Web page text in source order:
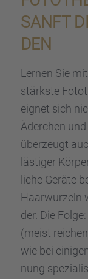
SANFT
DEN
Lernen Sie
stärkste
eignet sich
Äderchen
überzeugt
lästi­ger
li­che Geräte
Haarwur­zeln
der. Die
(meist
wie bei
nung